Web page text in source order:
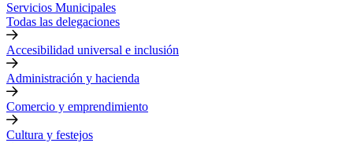
Servicios Municipales
Todas las delegaciones
Accesibilidad universal e inclusión
Administración y hacienda
Comercio y emprendimiento
Cultura y festejos